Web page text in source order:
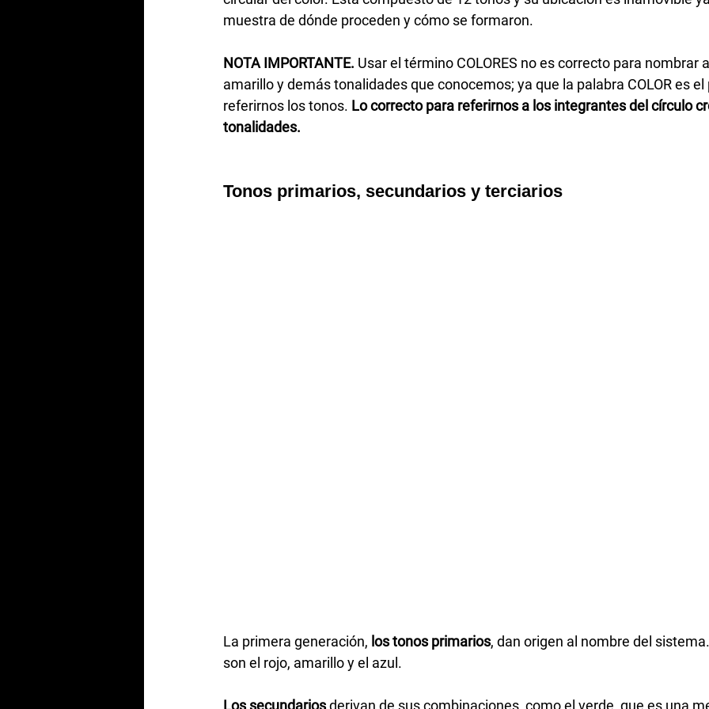
muestra de dónde proceden y cómo se formaron.
NOTA IMPORTANTE. Usar el término COLORES no es correcto para nombrar
amarillo y demás tonalidades que conocemos; ya que la palabra COLOR es
referirnos los tonos. Lo correcto para referirnos a los integrantes del círculo
tonalidades.
Tonos primarios, secundarios y terciarios
La primera generación, los tonos primarios, dan origen al nombre del
son el rojo, amarillo y el azul.
Los secundarios derivan de sus combinaciones, como el verde, que es una